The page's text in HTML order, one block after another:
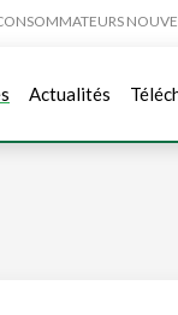
Actualités